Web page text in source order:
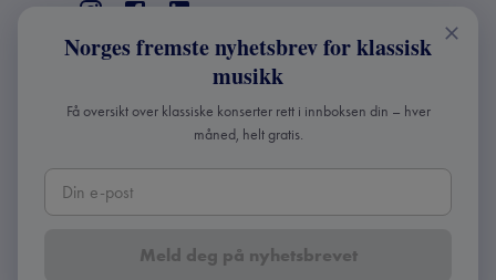
KONTAKT
Live Klassisk: +47 98670803
info@liveklassisk.no
Live Klassisk
Org nr: 932392364
Copyright ©2026Live Klassisk •Personvern og
Norges fremste nyhetsbrev for klassisk
musikk
Få oversikt over klassiske konserter rett i innboksen din – hver
måned, helt gratis.
Meld deg på nyhetsbrevet